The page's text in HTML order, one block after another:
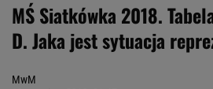
MŚ Siatkówka 2018.
D. Jaka jest sytuacja
MwM